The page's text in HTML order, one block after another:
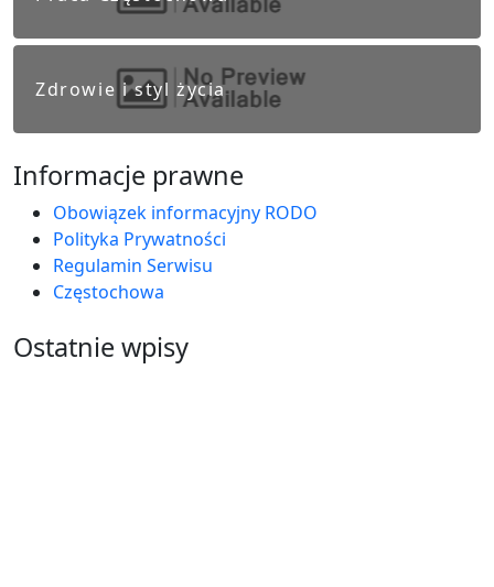
Zdrowie i styl życia
Informacje prawne
Obowiązek informacyjny RODO
Polityka Prywatności
Regulamin Serwisu
Częstochowa
Ostatnie wpisy